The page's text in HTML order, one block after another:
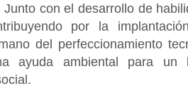
con el desarrollo de
por la
del perfeccionamiento
ayuda ambiental para un